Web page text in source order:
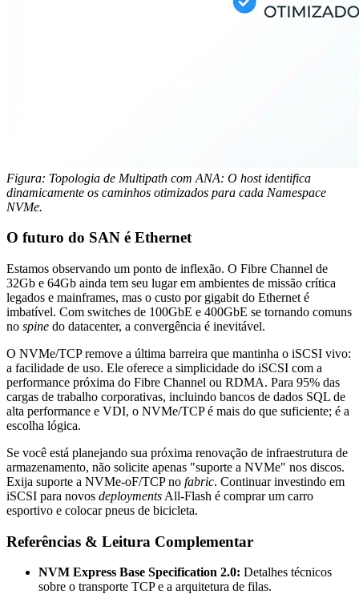
Figura: Topologia de Multipath com ANA: O host identifica
dinamicamente os caminhos otimizados para cada Namespace
NVMe.
O futuro do SAN é Ethernet
Estamos observando um ponto de inflexão. O Fibre Channel de
32Gb e 64Gb ainda tem seu lugar em ambientes de missão crítica
legados e mainframes, mas o custo por gigabit do Ethernet é
imbatível. Com switches de 100GbE e 400GbE se tornando comuns
no spine do datacenter, a convergência é inevitável.
O NVMe/TCP remove a última barreira que mantinha o iSCSI vivo:
a facilidade de uso. Ele oferece a simplicidade do iSCSI com a
performance próxima do Fibre Channel ou RDMA. Para 95% das
cargas de trabalho corporativas, incluindo bancos de dados SQL de
alta performance e VDI, o NVMe/TCP é mais do que suficiente; é a
escolha lógica.
Se você está planejando sua próxima renovação de infraestrutura de
armazenamento, não solicite apenas "suporte a NVMe" nos discos.
Exija suporte a NVMe-oF/TCP no fabric. Continuar investindo em
iSCSI para novos deployments All-Flash é comprar um carro
esportivo e colocar pneus de bicicleta.
Referências & Leitura Complementar
NVM Express Base Specification 2.0: Detalhes técnicos
sobre o transporte TCP e a arquitetura de filas.